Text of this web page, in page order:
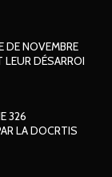
DE NOVEMBRE
LEUR DÉSARROI
326
LA DOCRTIS